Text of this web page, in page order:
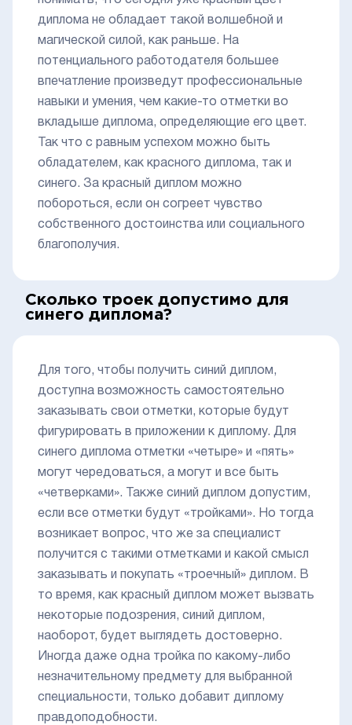
диплома не обладает такой волшебной и
магической силой, как раньше. На
потенциального работодателя большее
впечатление произведут профессиональные
навыки и умения, чем какие-то отметки во
вкладыше диплома, определяющие его цвет.
Так что с равным успехом можно быть
обладателем, как красного диплома, так и
синего. За красный диплом можно
побороться, если он согреет чувство
собственного достоинства или социального
благополучия.
Сколько троек допустимо для
синего диплома?
Для того, чтобы получить синий диплом,
доступна возможность самостоятельно
заказывать свои отметки, которые будут
фигурировать в приложении к диплому. Для
синего диплома отметки «четыре» и «пять»
могут чередоваться, а могут и все быть
«четверками». Также синий диплом допустим,
если все отметки будут «тройками». Но тогда
возникает вопрос, что же за специалист
получится с такими отметками и какой смысл
заказывать и покупать «троечный» диплом. В
то время, как красный диплом может вызвать
некоторые подозрения, синий диплом,
наоборот, будет выглядеть достоверно.
Иногда даже одна тройка по какому-либо
незначительному предмету для выбранной
специальности, только добавит диплому
правдоподобности.